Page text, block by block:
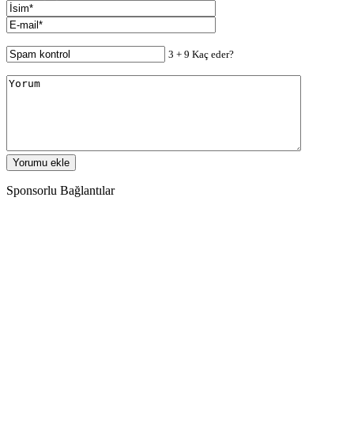
3 + 9 Kaç eder?
Sponsorlu Bağlantılar